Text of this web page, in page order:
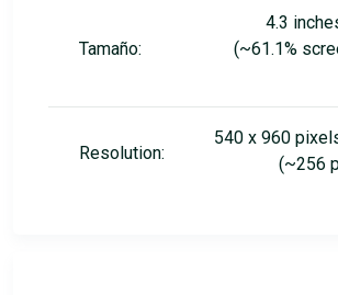
Tamaño:
4.3
(~61.1%
Resolution:
540 x 960
(~256